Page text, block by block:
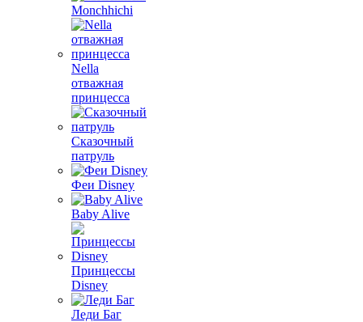
Monchhichi
Nella
отважная
принцесса
Сказочный
патруль
Феи Disney
Baby Alive
Принцессы
Disney
Леди Баг